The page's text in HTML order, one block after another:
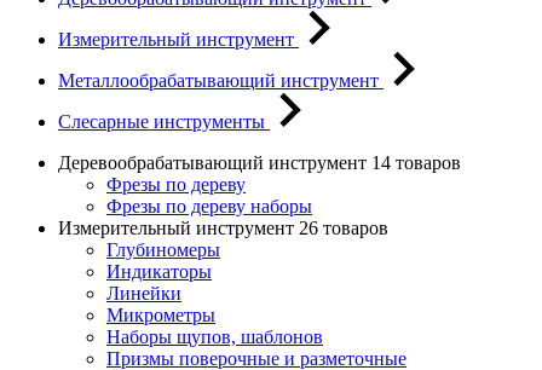
Измерительный инструмент
Металлообрабатывающий инструмент
Слесарные инструменты
Деревообрабатывающий инструмент 14 товаров
Фрезы по дереву
Фрезы по дереву наборы
Измерительный инструмент 26 товаров
Глубиномеры
Индикаторы
Линейки
Микрометры
Наборы щупов, шаблонов
Призмы поверочные и разметочные